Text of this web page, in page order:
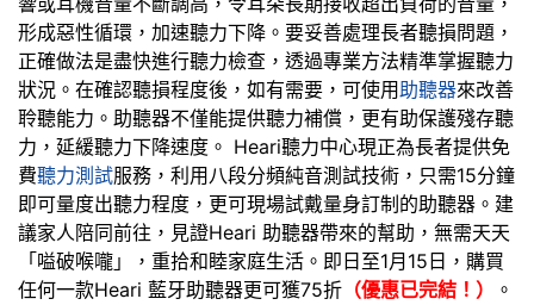
形成惡性循環，加速聽力下降。要妥善處理長者聽損問題，
正確做法是盡快進行聽力檢查，透過專業方法精準掌握聽力
狀況。在確認聽損程度後，如有需要，可使用助聽器來改善
聆聽能力。助聽器不僅能提供聽力補償，更有助保護殘存聽
力，延緩聽力下降速度。 Heari聽力中心現正為長者提供免
費聽力測試服務，利用八段分頻純音測試技術，只需15分鐘
即可量度出聽力程度，更可現場試戴量身訂制的助聽器。建
議家人陪同前往，見證Heari 助聽器帶來的幫助，無需天天
「嗌破喉嚨」，重拾和睦家庭生活。即日至1月15日，購買
任何一款Heari 藍牙助聽器更可獲75折 （優惠已完結！） 。